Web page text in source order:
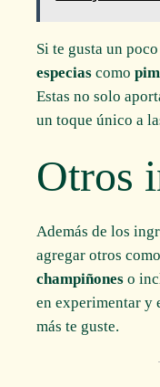
Si te gusta un
especias como
Estas no solo
un toque único a
Otros
Además de los
agregar otros
champiñones o
en experimentar y
más te guste.